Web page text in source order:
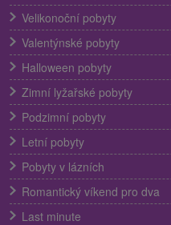
Velikonoční pobyty
Valentýnské pobyty
Halloween pobyty
Zimní lyžařské pobyty
Podzimní pobyty
Letní pobyty
Pobyty v lázních
Romantický víkend pro dva
Last minute